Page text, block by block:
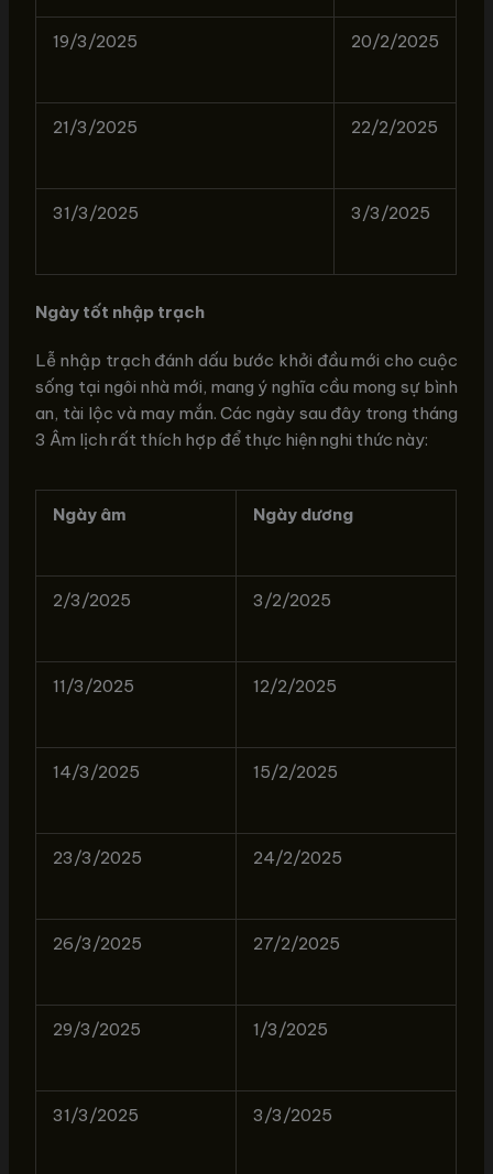
19/3/2025 20/2/2025
21/3/2025 22/2/2025
31/3/2025 3/3/2025
Ngày tốt nhập trạch
Lễ nhập trạch đánh dấu bước khởi đầu mới cho cuộc
sống tại ngôi nhà mới, mang ý nghĩa cầu mong sự bình
an, tài lộc và may mắn. Các ngày sau đây trong tháng
3 Âm lịch rất thích hợp để thực hiện nghi thức này:
Ngày âm Ngày dương
2/3/2025 3/2/2025
11/3/2025 12/2/2025
14/3/2025 15/2/2025
23/3/2025 24/2/2025
26/3/2025 27/2/2025
29/3/2025 1/3/2025
31/3/2025 3/3/2025